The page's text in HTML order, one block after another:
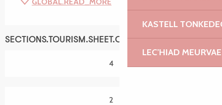
KASTELL
LEC’HIAD
SECTIONS.TOURISM.SHEET.CAPACITY
4
2